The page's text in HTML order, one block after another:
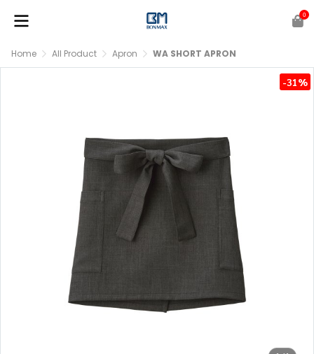
0
Home All Product Apron WA SHORT APRON
-31%